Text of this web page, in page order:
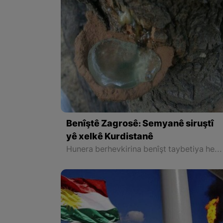
Benîştê Zagrosê: Semyanê siruştî
yê xelkê Kurdistanê
Hunera berhevkirina benîşt taybetiya herêmên kurdistaniyan e. Dara Wenê dareke berevankar e ku di cureyên riwekên Zagrosê de gelek girîng e û di şert û mercên guncaw de dikare heta 300 salî bijî.